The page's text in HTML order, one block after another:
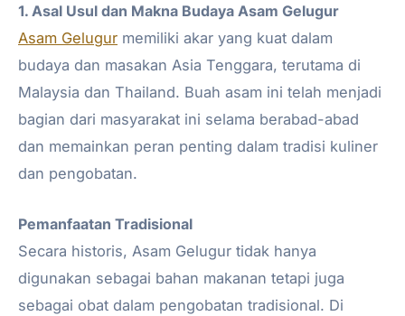
1. Asal Usul dan Makna Budaya Asam Gelugur
Asam Gelugur memiliki akar yang kuat dalam
budaya dan masakan Asia Tenggara, terutama di
Malaysia dan Thailand. Buah asam ini telah menjadi
bagian dari masyarakat ini selama berabad-abad
dan memainkan peran penting dalam tradisi kuliner
dan pengobatan.
Pemanfaatan Tradisional
Secara historis, Asam Gelugur tidak hanya
digunakan sebagai bahan makanan tetapi juga
sebagai obat dalam pengobatan tradisional. Di